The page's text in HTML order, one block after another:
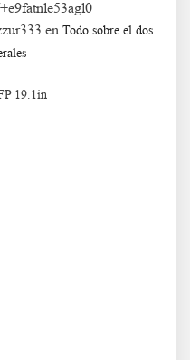
en Todo sobre el dos
19.1in